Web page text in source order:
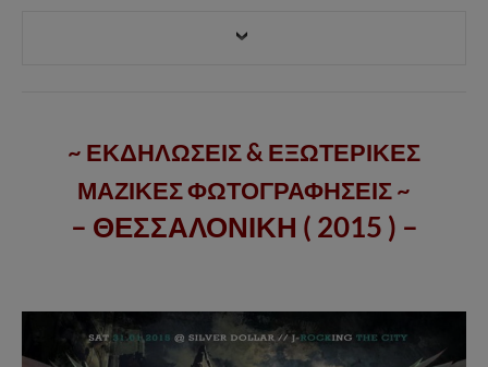
~ ΕΚΔΗΛΩΣΕΙΣ & ΕΞΩΤΕΡΙΚΕΣ
ΜΑΖΙΚΕΣ ΦΩΤΟΓΡΑΦΗΣΕΙΣ ~
– ΘΕΣΣΑΛΟΝΙΚΗ ( 2015 ) –